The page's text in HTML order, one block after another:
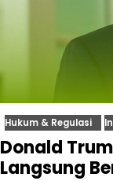
Hukum & Regulasi
Donald
Langsung